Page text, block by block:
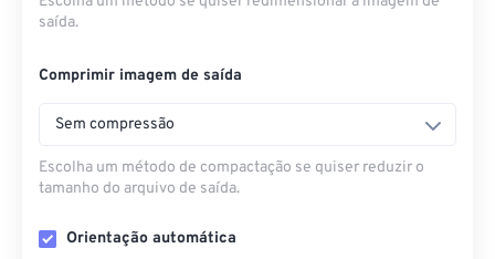
saída.
Comprimir imagem de saída
Sem compressão
Escolha um método de compactação se quiser reduzir o
tamanho do arquivo de saída.
Orientação automática